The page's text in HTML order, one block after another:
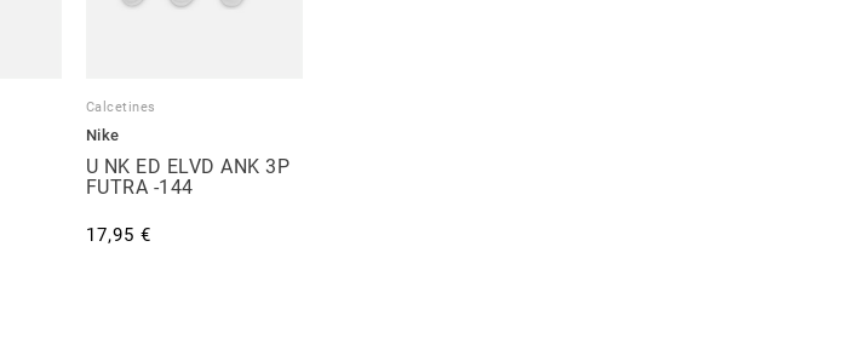
Calcetines
Nike
U NK ED ELVD ANK 3P
FUTRA -144
17,95 €